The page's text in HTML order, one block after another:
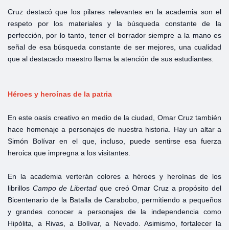
Cruz destacó que los pilares relevantes en la academia son el
respeto por los materiales y la búsqueda constante de la
perfección, por lo tanto, tener el borrador siempre a la mano es
señal de esa búsqueda constante de ser mejores, una cualidad
que al destacado maestro llama la atención de sus estudiantes.
Héroes y heroínas de la patria
En este oasis creativo en medio de la ciudad, Omar Cruz también
hace homenaje a personajes de nuestra historia. Hay un altar a
Simón Bolívar en el que, incluso, puede sentirse esa fuerza
heroica que impregna a los visitantes.
En la academia verterán colores a héroes y heroínas de los
librillos Campo de Libertad que creó Omar Cruz a propósito del
Bicentenario de la Batalla de Carabobo, permitiendo a pequeños
y grandes conocer a personajes de la independencia como
Hipólita, a Rivas, a Bolívar, a Nevado. Asimismo, fortalecer la